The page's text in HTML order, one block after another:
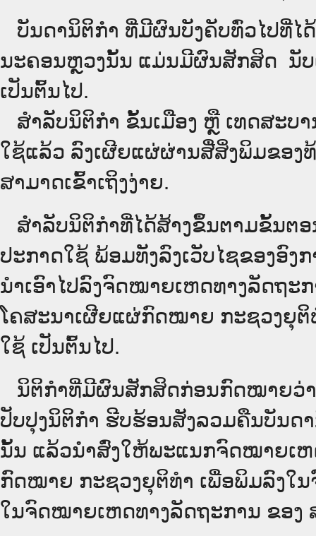
ບັນດານິຕິກໍາ ທີ່ມີຜົນບັງຄັບທົ່ວໄປທີ່
ນະຄອນຫຼວງນັ້ນ ແມ່ນມີຜົນສັກສິດ ນັ
ເປັນ​ຕົ້ນ​ໄປ.
ສຳລັບນິ​ຕິ​ກຳ ຂັ້ນເມືອງ ຫຼື ເທດ​ສະ​ບ
ໃຊ້ແລ້ວ ລົງ​ເຜີຍແຜ່​ຜ່ານ​ສື່ສິ່ງພິມຂອງ
ສາມາດເຂົ້າເຖິງງ່າຍ.
ສໍາລັບນິຕິກໍາທີ່ໄດ້ສ້າງຂຶ້ນຕາມຂັ້ນຕ
ປະກາດໃຊ້ ພ້ອມທັງລົງເວັບໄຊຂອງອົ
ນໍາເອົາໄປລົງຈົດໝາຍເຫດທາງລັດຖ
ໂຄສະນາເຜີຍແຜ່ກົດໝາຍ ກະຊວງຍຸ
ໃຊ້ ເປັນຕົ້ນໄປ.
ນິ​ຕິ​ກຳ​ທີ່​ມີ​ຜົນ​ສັກ​ສິດ​ກ່ອນ​ກົດ​ໝາຍ​ວ່
ປັບ​ປຸງນິ​ຕິ​ກຳ ຮີບຮ້ອນສັງລວມຄືນບັນ
ນັ້ນ ແລ້ວນໍາສົ່ງໃຫ້​ພະແນກຈົດ​ໝາຍ​ເຫ
ກົດໝາຍ ກະຊວງຍຸຕິທໍາ ເພື່ອພິມລົງໃ
ໃນ​ຈົດ​ໝາຍ​ເຫດ​ທາງ​ລັດ​ຖະ​ການ ຂອ